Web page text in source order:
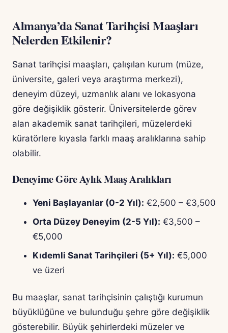
Almanya’da Sanat Tarihçisi Maaşları
Nelerden Etkilenir?
Sanat tarihçisi maaşları, çalışılan kurum (müze,
üniversite, galeri veya araştırma merkezi),
deneyim düzeyi, uzmanlık alanı ve lokasyona
göre değişiklik gösterir. Üniversitelerde görev
alan akademik sanat tarihçileri, müzelerdeki
küratörlere kıyasla farklı maaş aralıklarına sahip
olabilir.
Deneyime Göre Aylık Maaş Aralıkları
Yeni Başlayanlar (0-2 Yıl): €2,500 – €3,500
Orta Düzey Deneyim (2-5 Yıl): €3,500 –
€5,000
Kıdemli Sanat Tarihçileri (5+ Yıl): €5,000
ve üzeri
Bu maaşlar, sanat tarihçisinin çalıştığı kurumun
büyüklüğüne ve bulunduğu şehre göre değişiklik
gösterebilir. Büyük şehirlerdeki müzeler ve